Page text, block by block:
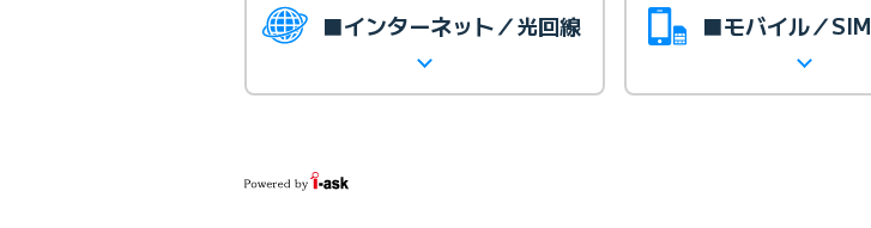
■インターネット／光回線 ■モバイル／SIM